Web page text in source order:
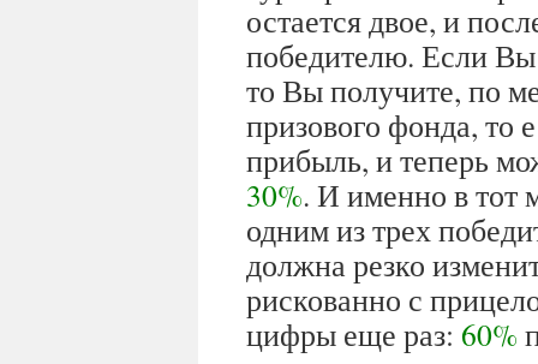
остается двое, и
победителю. Если Вы
то Вы получите, по
призового фонда, то
прибыль, и теперь
30%. И именно в тот
одним из трех
должна резко
рискованно с
цифры еще раз: 60%